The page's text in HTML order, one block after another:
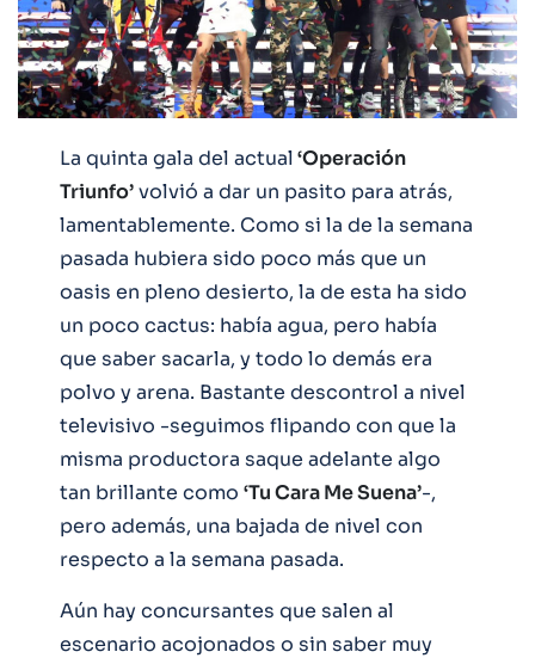
La quinta gala del actual‘Operación
Triunfo’volvió a dar un pasito para atrás,
lamentablemente. Como si la de la semana
pasada hubiera sido poco más que un
oasis en pleno desierto, la de esta ha sido
un poco cactus: había agua, pero había
que saber sacarla, y todo lo demás era
polvo y arena. Bastante descontrol a nivel
televisivo -seguimos flipando con que la
misma productora saque adelante algo
tan brillante como ‘Tu Cara Me Suena’-,
pero además, una bajada de nivel con
respecto a la semana pasada.
Aún hay concursantes que salen al
escenario acojonados o sin saber muy